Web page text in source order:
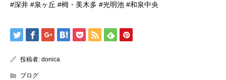
#深井 #泉ヶ丘 #栂・美木多 #光明池 #和泉中央
投稿者: donica
ブログ